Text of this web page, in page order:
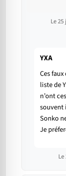
Le
YXA
Ces
liste de
n’ont
souvent
Sonko
Je